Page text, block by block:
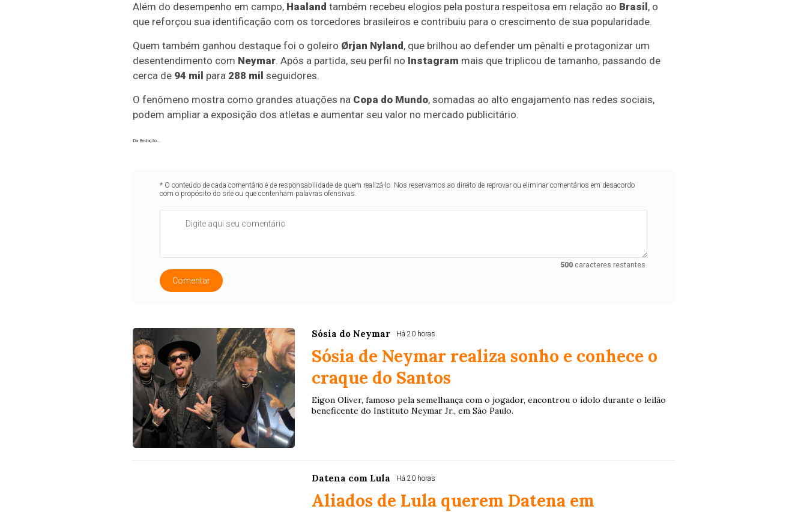
Além do desempenho em campo, Haaland também recebeu elogios pela postura respeitosa em relação ao Brasil , o
que reforçou sua identificação com os torcedores brasileiros e contribuiu para o crescimento de sua popularidade.
Quem também ganhou destaque foi o goleiro Ørjan Nyland , que brilhou ao defender um pênalti e protagonizar um
desentendimento com Neymar. Após a partida, seu perfil no Instagram mais que triplicou de tamanho, passando de
cerca de 94 mil para 288 mil seguidores.
O fenômeno mostra como grandes atuações na Copa do Mundo, somadas ao alto engajamento nas redes sociais,
podem ampliar a exposição dos atletas e aumentar seu valor no mercado publicitário.
Da Redação...
* O conteúdo de cada comentário é de responsabilidade de quem realizá-lo. Nos reservamos ao direito de reprovar ou eliminar comentários em desacordo
com o propósito do site ou que contenham palavras ofensivas.
500 caracteres restantes.
Comentar
Sósia do Neymar Há 20 horas
Sósia de Neymar realiza sonho e conhece o
craque do Santos
Eigon Oliver, famoso pela semelhança com o jogador, encontrou o ídolo durante o leilão
beneficente do Instituto Neymar Jr., em São Paulo.
Datena com Lula Há 20 horas
Aliados de Lula querem Datena em